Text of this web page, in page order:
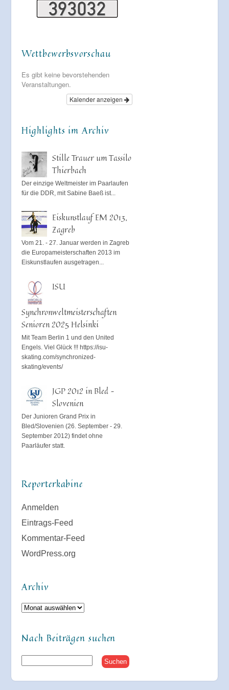
Wettbewerbsvorschau
Es gibt keine bevorstehenden
Veranstaltungen.
Kalender anzeigen
Highlights im Archiv
Stille Trauer um Tassilo
Thierbach
Der einzige Weltmeister im Paarlaufen
für die DDR, mit Sabine Baeß ist...
Eiskunstlauf EM 2013,
Zagreb
Vom 21. - 27. Januar werden in Zagreb
die Europameisterschaften 2013 im
Eiskunstlaufen ausgetragen...
ISU
Synchronweltmeisterschaften
Senioren 2025 Helsinki
Mit Team Berlin 1 und den United
Engels. Viel Glück !!! https://isu-
skating.com/synchronized-
skating/events/
JGP 2012 in Bled –
Slovenien
Der Junioren Grand Prix in
Bled/Slovenien (26. September - 29.
September 2012) findet ohne
Paarläufer statt.
Reporterkabine
Anmelden
Eintrags-Feed
Kommentar-Feed
WordPress.org
Archiv
Archiv
Nach Beiträgen suchen